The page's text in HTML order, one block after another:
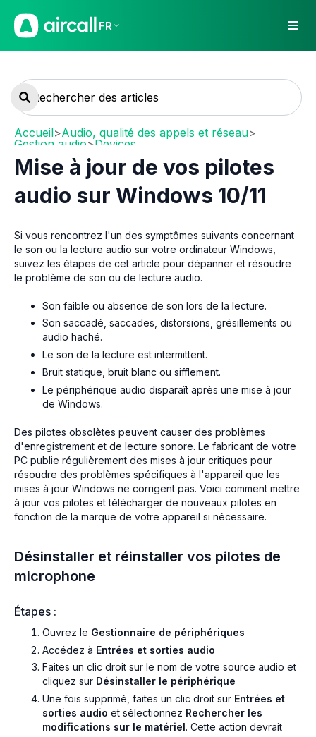
FR
Accueil>Audio, qualité des appels et réseau>
Gestion audio>Devices
Mise à jour de vos pilotes
audio sur Windows 10/11
Si vous rencontrez l'un des symptômes suivants concernant
le son ou la lecture audio sur votre ordinateur Windows,
suivez les étapes de cet article pour dépanner et résoudre
le problème de son ou de lecture audio.
Son faible ou absence de son lors de la lecture.
Son saccadé, saccades, distorsions, grésillements ou
audio haché.
Le son de la lecture est intermittent.
Bruit statique, bruit blanc ou sifflement.
Le périphérique audio disparaît après une mise à jour
de Windows.
Des pilotes obsolètes peuvent causer des problèmes
d'enregistrement et de lecture sonore. Le fabricant de votre
PC publie régulièrement des mises à jour critiques pour
résoudre des problèmes spécifiques à l'appareil que les
mises à jour Windows ne corrigent pas. Voici comment mettre
à jour vos pilotes et télécharger de nouveaux pilotes en
fonction de la marque de votre appareil si nécessaire.
Désinstaller et réinstaller vos pilotes de
microphone
Étapes :
Ouvrez le Gestionnaire de périphériques
Accédez à Entrées et sorties audio
Faites un clic droit sur le nom de votre source audio et
cliquez sur Désinstaller le périphérique
Une fois supprimé, faites un clic droit sur Entrées et
sorties audio et sélectionnez Rechercher les
modifications sur le matériel. Cette action devrait